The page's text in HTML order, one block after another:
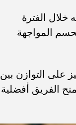
خلال الفترة
المواجهة
على التوازن بين
الفريق أفضلية